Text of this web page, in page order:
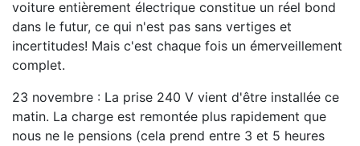
voiture entièrement électrique constitue un réel bond
dans le futur, ce qui n'est pas sans vertiges et
incertitudes! Mais c'est chaque fois un émerveillement
complet.
23 novembre : La prise 240 V vient d'être installée ce
matin. La charge est remontée plus rapidement que
nous ne le pensions (cela prend entre 3 et 5 heures